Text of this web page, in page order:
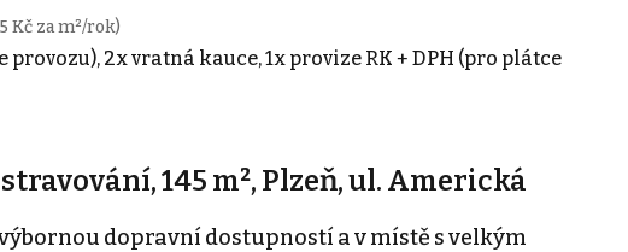
Kč za m²/rok)
2x vratná kauce, 1x provize RK + DPH (pro plátce
145 m², Plzeň, ul. Americká
dopravní dostupností a v místě s velkým